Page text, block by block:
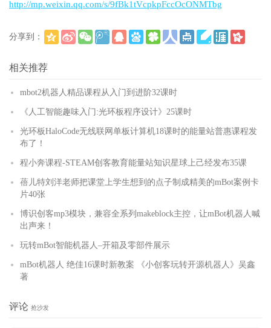
http://mp.weixin.qq.com/s/9fBk1tVcpkpFccOcONMTbg
分享到：
相关推荐
mbot2机器人精品课程从入门到进阶32课时
《人工智能趣味入门:光环板程序设计》25课时
光环板HaloCode无线联网单板计算机18课时的能量站普惠课程发
布了！
程小奔课程-STEAM创客教育能量站知识星球上己经发布35课
蓓儿特刘洋老师把课堂上学生想到的点子制成精美的mBot案例卡
片40张
博识创客mp3模块，兼容全系列makeblock主控，让mBot机器人喊
出声来！
玩转mBot智能机器人–开箱及零部件展示
mBot机器人 绝佳16课时新教案 《小创客玩转开源机器人》吴鑫
著
评论 抢沙发